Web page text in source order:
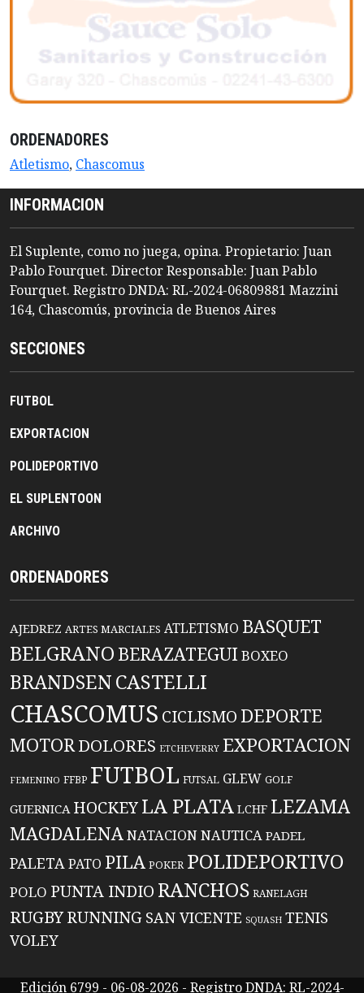
ORDENADORES
Atletismo, Chascomus
INFORMACION
El Suplente, como no juega, opina. Propietario: Juan
Pablo Fourquet. Director Responsable: Juan Pablo
Fourquet. Registro DNDA: RL-2024-06809881 Mazzini
164, Chascomús, provincia de Buenos Aires
SECCIONES
FUTBOL
EXPORTACION
POLIDEPORTIVO
EL SUPLENTOON
ARCHIVO
ORDENADORES
AJEDREZ ARTES MARCIALES ATLETISMO BASQUET
BELGRANO BERAZATEGUIBOXEO
BRANDSENCASTELLI
CHASCOMUS CICLISMO DEPORTE
MOTORDOLORES ETCHEVERRY EXPORTACION
FEMENINO FFBP FUTBOL FUTSAL GLEW GOLF
GUERNICA HOCKEYLA PLATA LCHF LEZAMA
MAGDALENANATACIONNAUTICA PADEL
PALETAPATO PILA POKER POLIDEPORTIVO
POLO PUNTA INDIO RANCHOS RANELAGH
RUGBYRUNNING SAN VICENTE SQUASH TENIS
VOLEY
Edición 6799 - 06-08-2026 - Registro DNDA: RL-2024-